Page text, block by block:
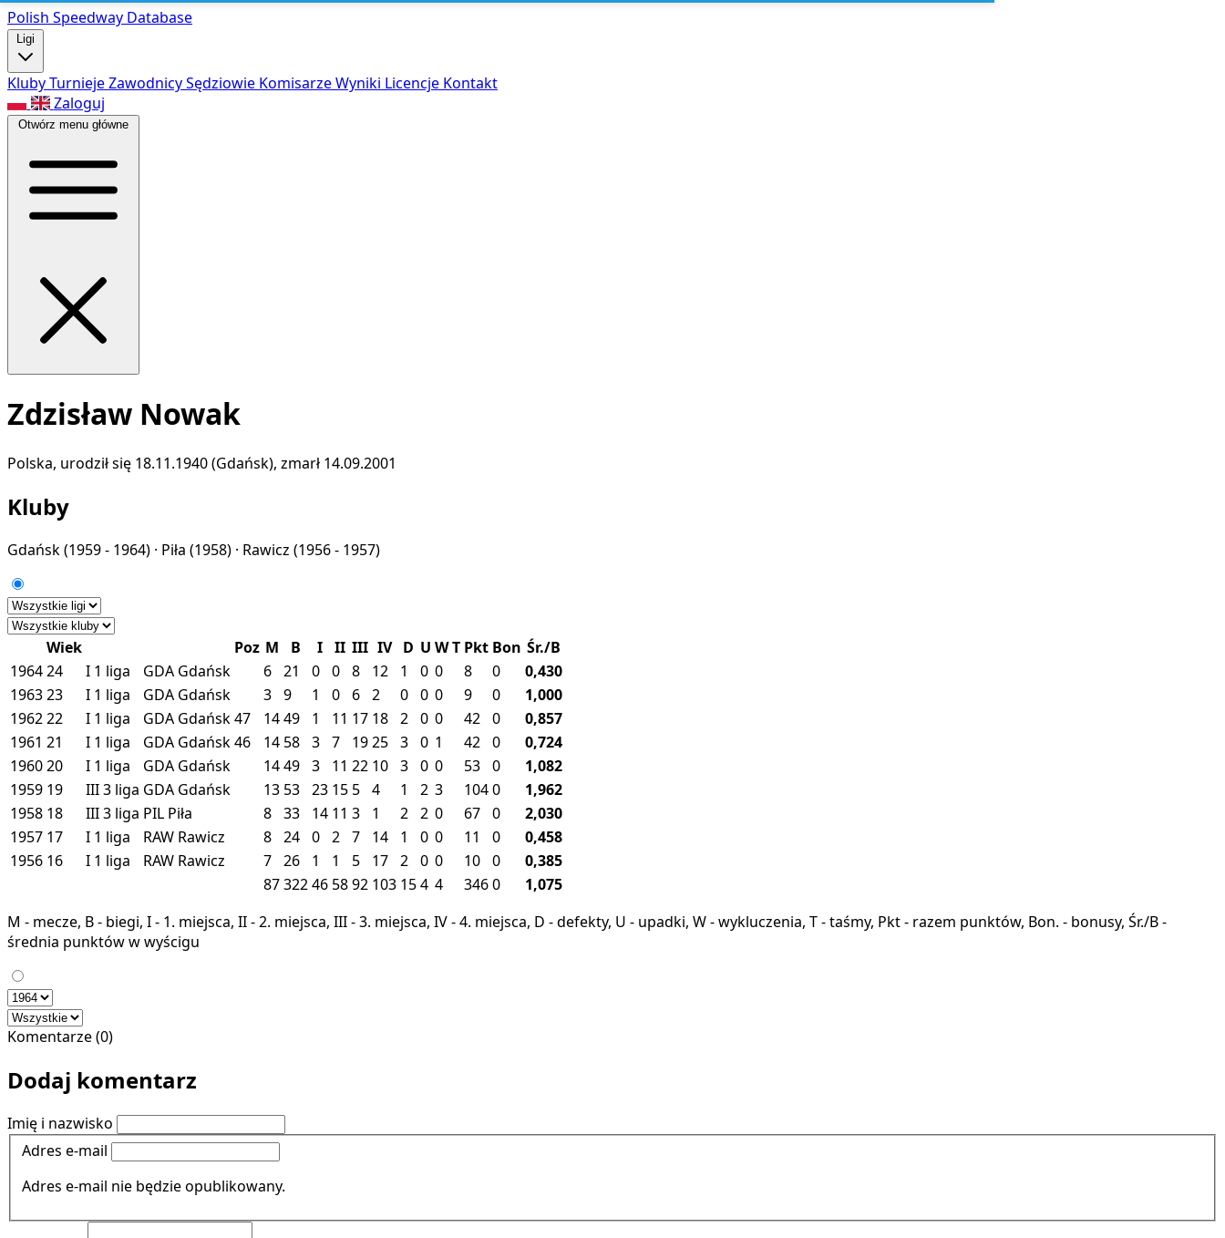
Polish Speedway Database
Ligi
KlubyTurniejeZawodnicySędziowie KomisarzeWyniki Licencje Kontakt
Zaloguj
Otwórz menu główne
Zdzisław Nowak
Polska, urodził się 18.11.1940 (Gdańsk), zmarł 14.09.2001
Kluby
Gdańsk(1959 - 1964) · Piła (1958) · Rawicz (1956 - 1957)
Wiek Poz M B I II III IV D U WT Pkt Bon Śr./B
196424 I 1 liga GDA Gdańsk 6 21 0 0 8 12 1 0 0 8 0
0,430
196323 I 1 liga GDA Gdańsk 3 9 1 0 6 2 0 0 0 9 0
1,000
196222 I 1 liga GDA Gdańsk47 1449 1 11 17 18 2 0 0 42 0
0,857
1961 21 I 1 liga GDA Gdańsk46 14 58 3 7 1925 3 0 1 42 0
0,724
196020 I 1 liga GDA Gdańsk 1449 3 11 22 10 3 0 0 53 0
1,082
1959 19 III3 liga GDA Gdańsk 13 53 23 15 5 4 1 2 3 1040
1,962
1958 18 III3 liga PIL Piła 8 33 14 11 3 1 2 2 0 67 0
2,030
1957 17 I 1 liga RAW Rawicz 8 24 0 2 7 14 1 0 0 11 0
0,458
1956 16 I 1 liga RAW Rawicz 7 26 1 1 5 17 2 0 0 10 0
0,385
8732246 5892 103 154 4 3460
1,075
M - mecze, B - biegi, I - 1. miejsca, II - 2. miejsca, III - 3. miejsca, IV - 4. miejsca, D - defekty, U - upadki, W - wykluczenia, T - taśmy, Pkt - razem punktów, Bon. - bonusy, Śr./B -
średnia punktów w wyścigu
Komentarze (0)
Dodaj komentarz
Imię i nazwisko
Adres e-mail
Adres e-mail nie będzie opublikowany.